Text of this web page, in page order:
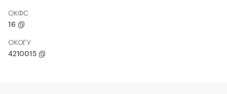
ОКФС
16
ОКОГУ
4210015